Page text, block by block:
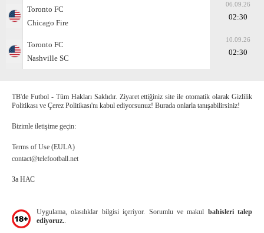
Toronto FC
Chicago Fire
06.09.26
02:30
Toronto FC
Nashville SC
10.09.26
02:30
TB'de Futbol - Tüm Hakları Saklıdır. Ziyaret ettiğiniz site ile otomatik olarak Gizlilik
Politikası ve Çerez Politikası'nı kabul ediyorsunuz! Burada onlarla tanışabilirsiniz!
Bizimle iletişime geçin:
Terms of Use (EULA)
contact@telefootball.net
За НАС
Uygulama, olasılıklar bilgisi içeriyor. Sorumlu ve makul bahisleri talep
ediyoruz.